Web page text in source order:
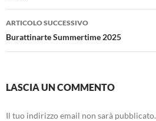
ARTICOLO SUCCESSIVO
Burattinarte Summertime 2025
LASCIA UN COMMENTO
Il tuo indirizzo email non sarà pubblicato.